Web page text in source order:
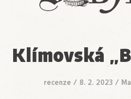
Klímovská
recenze / 8. 2. 2023 /